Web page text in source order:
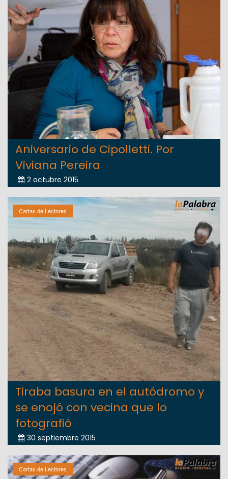
Aniversario de Cipolletti. Por
Viviana Pereira
2 octubre 2015
Cartas de Lectores
Tiraba basura en el autódromo y
se enojó con vecina que lo
fotografió
30 septiembre 2015
Cartas de Lectores